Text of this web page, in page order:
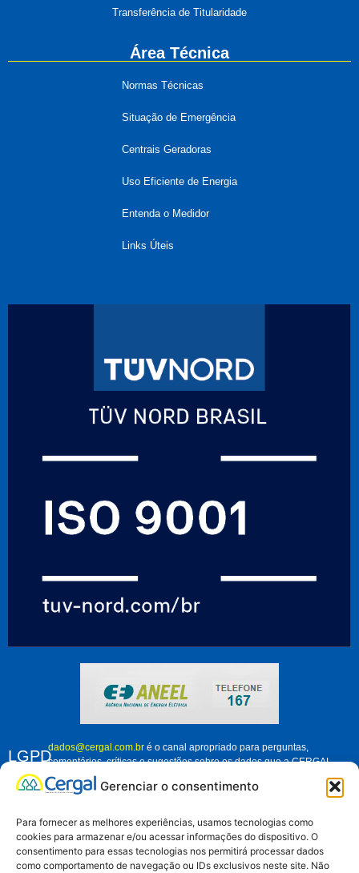
Gerenciar o consentimento
Para fornecer as melhores experiências, usamos tecnologias como
cookies para armazenar e/ou acessar informações do dispositivo. O
consentimento para essas tecnologias nos permitirá processar dados
como comportamento de navegação ou IDs exclusivos neste site. Não
Transferência de Titularidade
Área Técnica
Normas Técnicas
Situação de Emergência
Centrais Geradoras
Uso Eficiente de Energia
Entenda o Medidor
Links Úteis
LGPDdados@cergal.com.bré o canal apropriado para perguntas,
comentários, críticas e sugestões sobre os dados que a CERGAL
trata. Fique à vontade para nos contatar e nos ajudar a melhorar
como organização, em relação ao tratamento dos dados pessoais de